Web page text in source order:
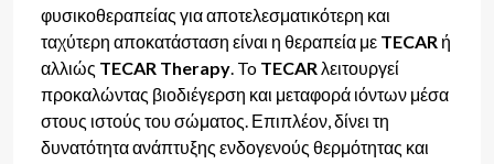
φυσικοθεραπείας για αποτελεσματικότερη και
ταχύτερη αποκατάσταση είναι η θεραπεία με TECAR ή
αλλιώς TECAR Therapy. To TECARλειτουργεί
προκαλώντας βιοδιέγερση και μεταφορά ιόντων μέσα
στους ιστούς του σώματος. Επιπλέον, δίνει τη
δυνατότητα ανάπτυξης ενδογενούς θερμότητας και